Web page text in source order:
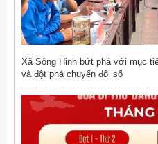
Xã Sông Hinh bứt phá với mục
và đột phá chuyển đổi số